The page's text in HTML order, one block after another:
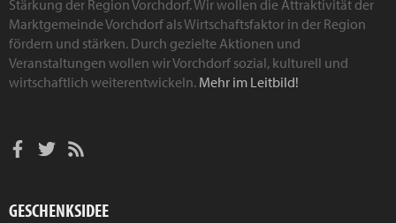
Stärkung der Region Vorchdorf. Wir wollen die Attraktivität der
Marktgemeinde Vorchdorf als Wirtschaftsfaktor in der Region
fördern und stärken. Durch gezielte Aktionen und
Veranstaltungen wollen wir Vorchdorf sozial, kulturell und
wirtschaftlich weiterentwickeln. Mehr im Leitbild!
GESCHENKSIDEE